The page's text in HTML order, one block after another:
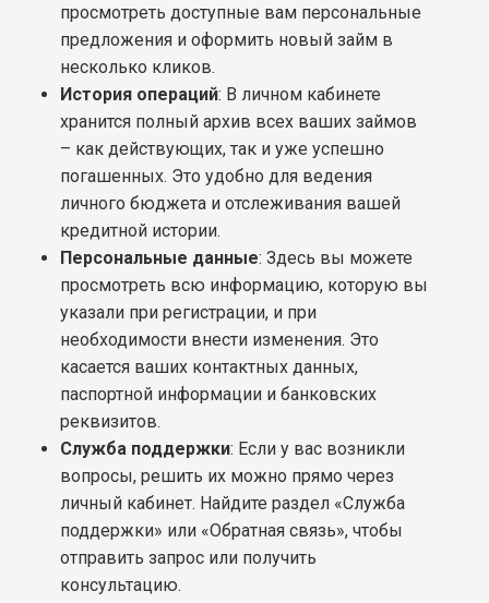
просмотреть доступные вам персональные
предложения и оформить новый займ в
несколько кликов.
История операций: В личном кабинете
хранится полный архив всех ваших займов
– как действующих, так и уже успешно
погашенных. Это удобно для ведения
личного бюджета и отслеживания вашей
кредитной истории.
Персональные данные: Здесь вы можете
просмотреть всю информацию, которую вы
указали при регистрации, и при
необходимости внести изменения. Это
касается ваших контактных данных,
паспортной информации и банковских
реквизитов.
Служба поддержки: Если у вас возникли
вопросы, решить их можно прямо через
личный кабинет. Найдите раздел «Служба
поддержки» или «Обратная связь», чтобы
отправить запрос или получить
консультацию.